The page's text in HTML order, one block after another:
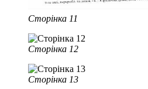
Сторінка 11
Сторінка 12
Сторінка 13